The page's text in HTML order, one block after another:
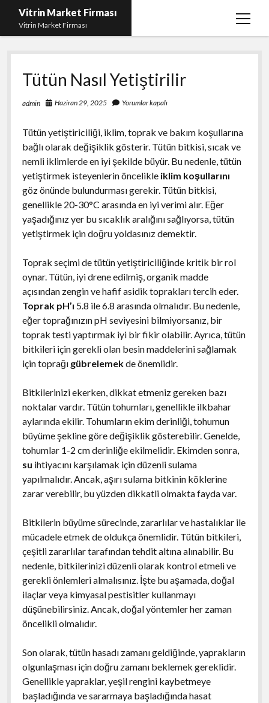
Vitrin Market Firması
Vitrin Market Firması
menüyü
En İyi Tumblr Takipçi Hilesi
iPhone için Instagram Gizli Hesap Görme
Liste
Retweet Atma Hilesi Bedava
Sayfa Listesi
Tütün Nasıl Yetiştirilir
admin Haziran 29, 2025 Yorumlar kapalı
Tütün yetiştiriciliği, iklim, toprak ve bakım koşullarına
bağlı olarak değişiklik gösterir. Tütün bitkisi, sıcak ve
nemli iklimlerde en iyi şekilde büyür. Bu nedenle, tütün
yetiştirmek isteyenlerin öncelikle iklim koşullarını
göz önünde bulundurması gerekir. Tütün bitkisi,
genellikle 20-30°C arasında en iyi verimi alır. Eğer
yaşadığınız yer bu sıcaklık aralığını sağlıyorsa, tütün
yetiştirmek için doğru yoldasınız demektir.
Toprak seçimi de tütün yetiştiriciliğinde kritik bir rol
oynar. Tütün, iyi drene edilmiş, organik madde
açısından zengin ve hafif asidik toprakları tercih eder.
Toprak pH’ı 5.8 ile 6.8 arasında olmalıdır. Bu nedenle,
eğer toprağınızın pH seviyesini bilmiyorsanız, bir
toprak testi yaptırmak iyi bir fikir olabilir. Ayrıca, tütün
bitkileri için gerekli olan besin maddelerini sağlamak
için toprağı gübrelemekde önemlidir.
Bitkilerinizi ekerken, dikkat etmeniz gereken bazı
noktalar vardır. Tütün tohumları, genellikle ilkbahar
aylarında ekilir. Tohumların ekim derinliği, tohumun
büyüme şekline göre değişiklik gösterebilir. Genelde,
tohumlar 1-2 cm derinliğe ekilmelidir. Ekimden sonra,
su ihtiyacını karşılamak için düzenli sulama
yapılmalıdır. Ancak, aşırı sulama bitkinin köklerine
zarar verebilir, bu yüzden dikkatli olmakta fayda var.
Bitkilerin büyüme sürecinde, zararlılar ve hastalıklar ile
mücadele etmek de oldukça önemlidir. Tütün bitkileri,
çeşitli zararlılar tarafından tehdit altına alınabilir. Bu
nedenle, bitkilerinizi düzenli olarak kontrol etmeli ve
gerekli önlemleri almalısınız. İşte bu aşamada, doğal
ilaçlar veya kimyasal pestisitler kullanmayı
düşünebilirsiniz. Ancak, doğal yöntemler her zaman
öncelikli olmalıdır.
Son olarak, tütün hasadı zamanı geldiğinde, yaprakların
olgunlaşması için doğru zamanı beklemek gereklidir.
Genellikle yapraklar, yeşil rengini kaybetmeye
başladığında ve sararmaya başladığında hasat